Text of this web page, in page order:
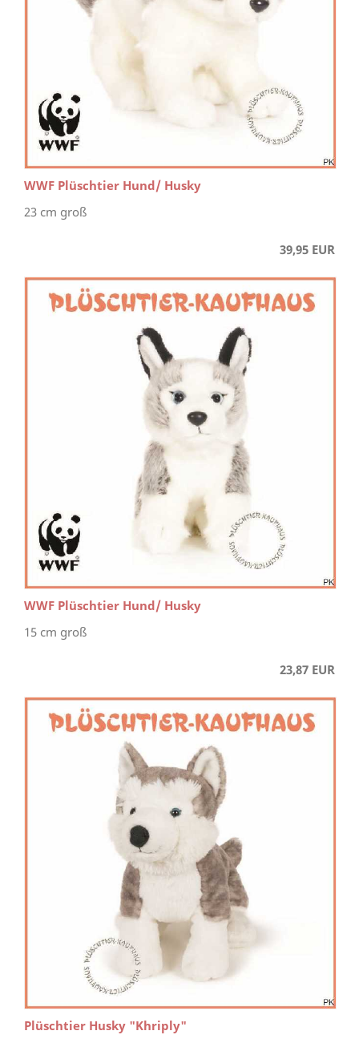
WWF Plüschtier Hund/ Husky
23 cm groß
39,95 EUR
WWF Plüschtier Hund/ Husky
15 cm groß
23,87 EUR
Plüschtier Husky "Khriply"